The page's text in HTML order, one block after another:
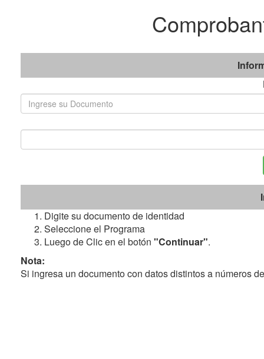
Digite su documento de identidad
Seleccione el Programa
Luego de Clic en el botón "Continuar".
Nota:
Si ingresa un documento con datos distintos a números